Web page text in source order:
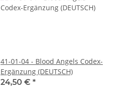
41-01-04 - Blood Angels Codex-
Ergänzung (DEUTSCH)
24,50 € *